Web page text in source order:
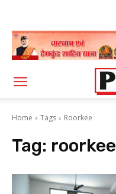
Home Tags Roorkee
Tag: roorkee